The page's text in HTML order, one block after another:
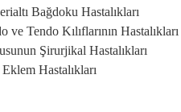
Bağdoku Hastalıkları
Tendo Kılıflarının Hastalıkları
Şirurjikal Hastalıkları
Hastalıkları